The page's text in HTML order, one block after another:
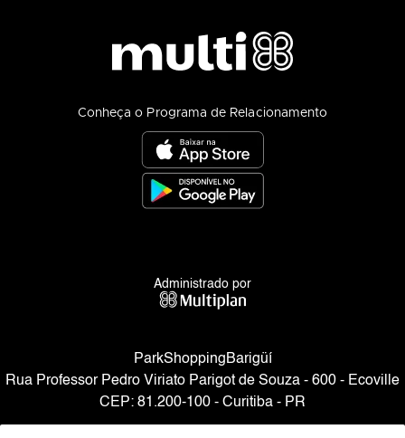
Conheça o Programa de Relacionamento
Administrado por
ParkShoppingBarigüí
Rua Professor Pedro Viriato Parigot de Souza - 600 - Ecoville
CEP: 81.200-100 - Curitiba - PR